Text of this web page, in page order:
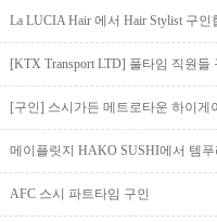
La LUCIA Hair 에서 Hair Stylist 구인
[KTX Transport LTD] 풀타임 직원
[구인] 스시가든 메트로타운 하이게
메이플릿지 HAKO SUSHI에서 템
AFC 스시 파트타임 구인